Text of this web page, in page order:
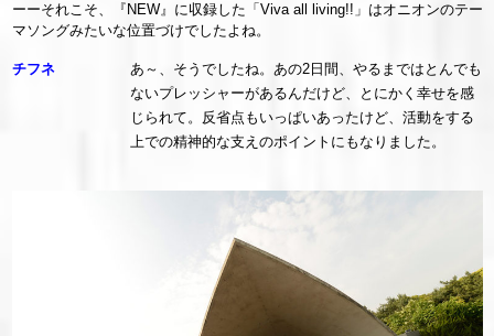
ーーそれこそ、『NEW』に収録した「Viva all living!!」はオニオンのテー
マソングみたいな位置づけでしたよね。
チフネ
あ～、そうでしたね。あの2日間、やるまではとんでも
ないプレッシャーがあるんだけど、とにかく幸せを感
じられて。反省点もいっぱいあったけど、活動をする
上での精神的な支えのポイントにもなりました。